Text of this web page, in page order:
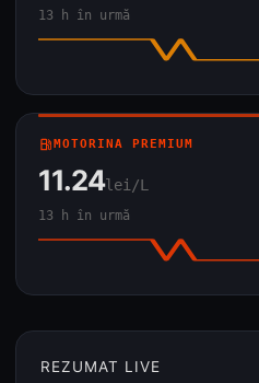
13 h în urmă
local_gas_stationMOTORINA PREMIUM
11.24lei/L
13 h în urmă
REZUMAT LIVE